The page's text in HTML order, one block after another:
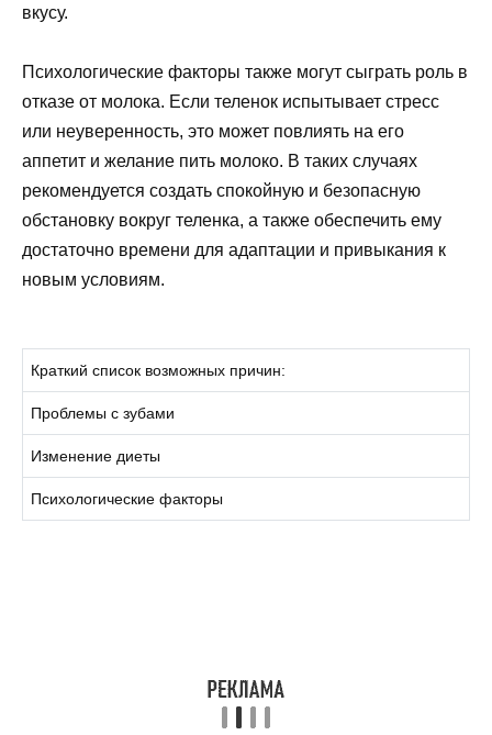
вкусу.
Психологические факторы также могут сыграть роль в
отказе от молока. Если теленок испытывает стресс
или неуверенность, это может повлиять на его
аппетит и желание пить молоко. В таких случаях
рекомендуется создать спокойную и безопасную
обстановку вокруг теленка, а также обеспечить ему
достаточно времени для адаптации и привыкания к
новым условиям.
Краткий список возможных причин:
Проблемы с зубами
Изменение диеты
Психологические факторы